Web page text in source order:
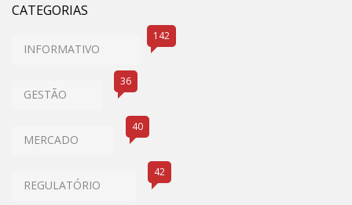
CATEGORIAS
INFORMATIVO
142
GESTÃO
36
MERCADO
40
REGULATÓRIO
42